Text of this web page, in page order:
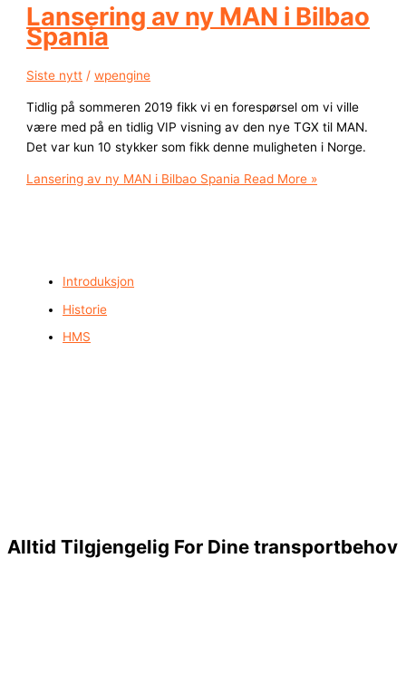
Lansering av ny MAN i Bilbao
Spania
Siste nytt /wpengine
Tidlig på sommeren 2019 fikk vi en forespørsel om vi ville
være med på en tidlig VIP visning av den nye TGX til MAN.
Det var kun 10 stykker som fikk denne muligheten i Norge.
Lansering av ny MAN i Bilbao Spania Read More »
Introduksjon
Historie
HMS
Alltid Tilgjengelig For Dine transportbehov